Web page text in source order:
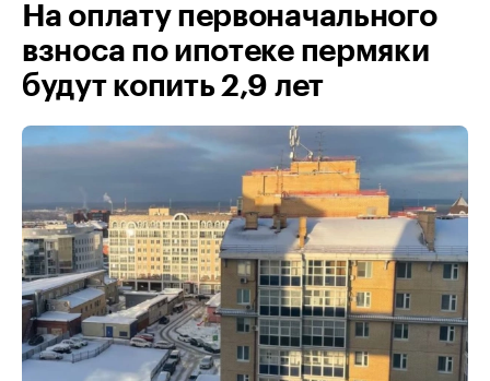
На оплату первоначального
взноса по ипотеке пермяки
будут копить 2,9 лет